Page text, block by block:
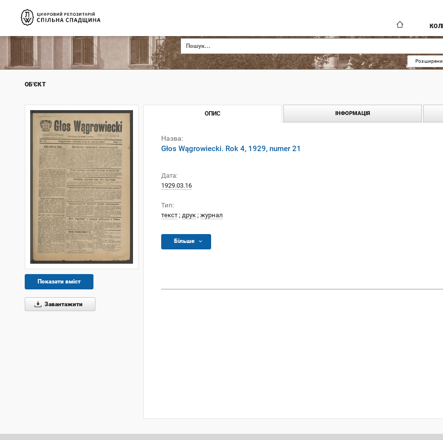
ОБ'ЄКТ
Показати вміст
Завантажити
ОПИС ІНФОРМАЦІЯ
Назва:
Głos Wągrowiecki. Rok 4, 1929, numer 21
Дата:
1929.03.16
Тип:
текст ; друк ; журнал
Більше